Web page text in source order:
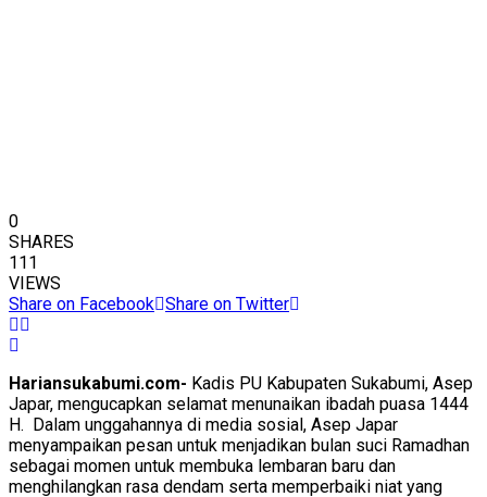
0
SHARES
111
VIEWS
Share on Facebook Share on Twitter
Hariansukabumi.com- Kadis PU Kabupaten Sukabumi, Asep
Japar, mengucapkan selamat menunaikan ibadah puasa 1444
H. Dalam unggahannya di media sosial, Asep Japar
menyampaikan pesan untuk menjadikan bulan suci Ramadhan
sebagai momen untuk membuka lembaran baru dan
menghilangkan rasa dendam serta memperbaiki niat yang